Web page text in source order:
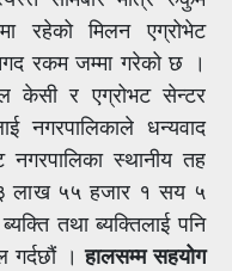
रहेको मिलन एग्रोभेट
रकम जम्मा गरेको छ ।
केसी र एग्रोभट सेन्टर
नगरपालिकाले धन्यवाद
स्थानीय तह
३ लाख ५५ हजार १ सय ५
तथा ब्यक्तिलाई पनि
गर्दछौं ।हालसम्म सहयोग